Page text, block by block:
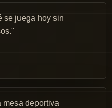
se juega hoy sin
deportiva